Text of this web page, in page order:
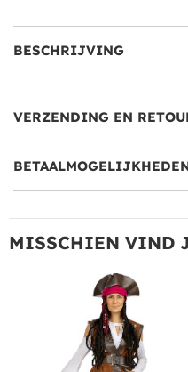
BESCHRIJVING
VERZENDING EN
MISSCHIEN VIND